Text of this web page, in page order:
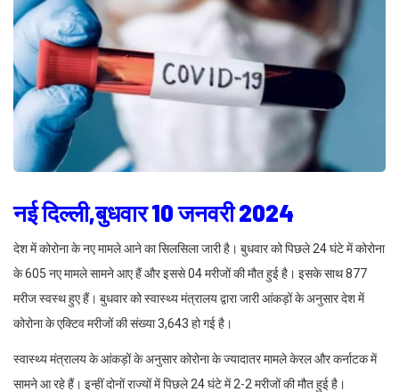
नई दिल्ली,बुधवार 10 जनवरी 2024
देश में कोरोना के नए मामले आने का सिलसिला जारी है। बुधवार को पिछले 24 घंटे में कोरोना
के 605 नए मामले सामने आए हैं और इससे 04 मरीजों की मौत हुई है। इसके साथ 877
मरीज स्वस्थ हुए हैं। बुधवार को स्वास्थ्य मंत्रालय द्वारा जारी आंकड़ों के अनुसार देश में
कोरोना के एक्टिव मरीजों की संख्या 3,643 हो गई है।
स्वास्थ्य मंत्रालय के आंकड़ों के अनुसार कोरोना के ज्यादातर मामले केरल और कर्नाटक में
सामने आ रहे हैं। इन्हीं दोनों राज्यों में पिछले 24 घंटे में 2-2 मरीजों की मौत हुई है।